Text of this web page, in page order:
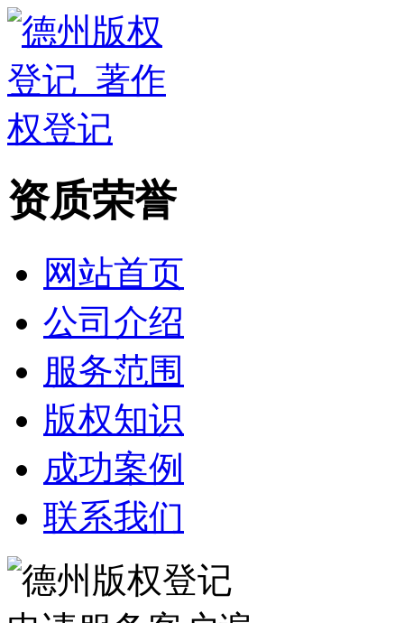
资质荣誉
网站首页
公司介绍
服务范围
版权知识
成功案例
联系我们